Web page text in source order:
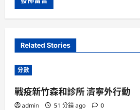
Related Stories
分數
戰疫新竹森和診所 濟寧外行動
admin 51 分鐘 ago 0